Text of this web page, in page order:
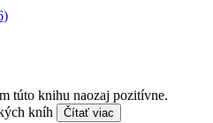
túto knihu naozaj pozitívne.
kníh
Čítať viac